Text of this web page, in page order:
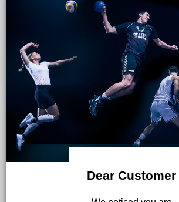
Con el fin de demostrar la funcionalidad y el
nuestra tecnología, en 2019 llevamos a
colaboración con la
Charité Berlin y la TU
financiado por el Ministerio Federal de
Investigación (BMBF). El objetivo del estudio
eficacia y la seguridad de la
tecnología
personas sometidas a prueba.
Se examinó a 16 deportistas con
en el laboratorio de análisis del
se llevó a cabo con y sin
Los atletas realizaron diversos movimientos
Dear Customer